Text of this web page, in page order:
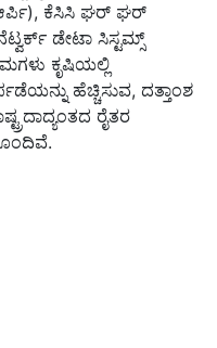
ಕೆಸಿಸಿ ಘರ್ ಘರ್
ಡೇಟಾ ಸಿಸ್ಟಮ್ಸ್
ಕೃಷಿಯಲ್ಲಿ
ಹೆಚ್ಚಿಸುವ, ದತ್ತಾಂಶ
ರೈತರ